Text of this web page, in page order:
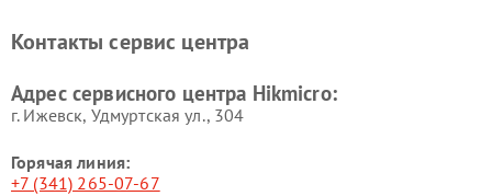
Контакты сервис центра
Адрес сервисного центра Hikmicro:
г. Ижевск, Удмуртская ул., 304
Горячая линия:
+7 (341) 265-07-67